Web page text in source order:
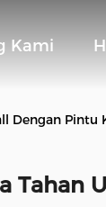
Kami
Dengan Pintu
Tahan